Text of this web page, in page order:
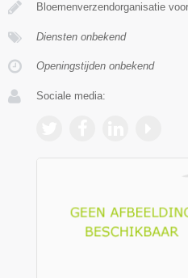
Bloemenverzendorganisatie
Diensten onbekend
Openingstijden onbekend
Sociale media: